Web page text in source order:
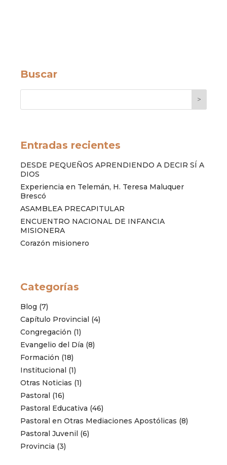
Buscar
>
Entradas recientes
DESDE PEQUEÑOS APRENDIENDO A DECIR SÍ A
DIOS
Experiencia en Telemán, H. Teresa Maluquer
Brescó
ASAMBLEA PRECAPITULAR
ENCUENTRO NACIONAL DE INFANCIA
MISIONERA
Corazón misionero
Categorías
Blog (7)
Capítulo Provincial (4)
Congregación (1)
Evangelio del Día (8)
Formación (18)
Institucional (1)
Otras Noticias (1)
Pastoral (16)
Pastoral Educativa (46)
Pastoral en Otras Mediaciones Apostólicas (8)
Pastoral Juvenil (6)
Provincia (3)